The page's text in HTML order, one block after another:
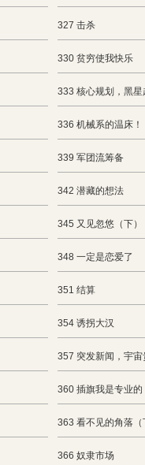
327 击杀
330 贫穷使我快乐
333 核心规划，黑
336 机械系的温床！
339 军团流筹备
342 潜藏的想法
345 又见忽悠（下）
348 一定是恋爱了
351 结算
354 诱拐大汉
357 突发新闻，宇宙
360 插旗我是专业的
363 看不见的角落（
366 奴隶市场